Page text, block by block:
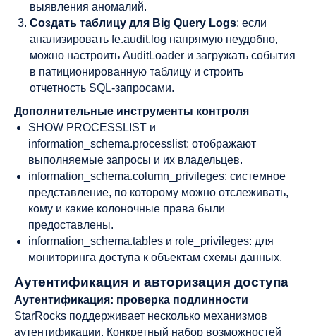
выявления аномалий.
Создать таблицу для Big Query Logs: если
анализировать fe.audit.log напрямую неудобно,
можно настроить AuditLoader и загружать события
в патиционированную таблицу и строить
отчетность SQL-запросами.
Дополнительные инструменты контроля
SHOW PROCESSLIST и
information_schema.processlist: отображают
выполняемые запросы и их владельцев.
information_schema.column_privileges: системное
представление, по которому можно отслеживать,
кому и какие колоночные права были
предоставлены.
information_schema.tables и role_privileges: для
мониторинга доступа к объектам схемы данных.
Аутентификация и авторизация доступа
Аутентификация: проверка подлинности
StarRocks поддерживает несколько механизмов
аутентификации. Конкретный набор возможностей